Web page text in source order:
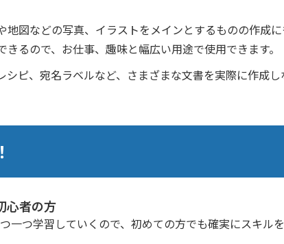
図などの写真、イラストをメインとするものの作成に
るので、お仕事、趣味と幅広い用途で使用できます。
ピ、宛名ラベルなど、さまざまな文書を実際に作成し
心者の方
一つ学習していくので、初めての方でも確実にスキルを